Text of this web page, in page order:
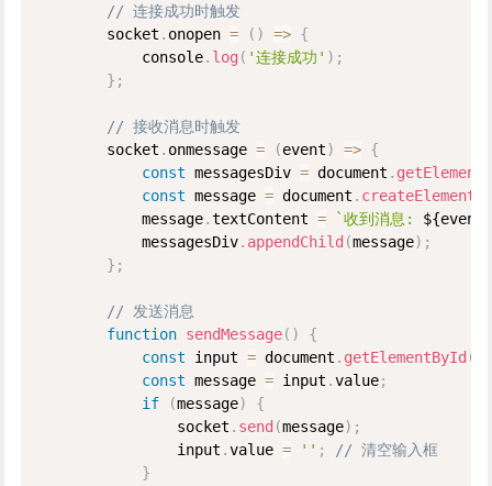
// 连接成功时触发
        socket
. onopen = ( ) => {
            console
. log ( '连接成功' ) ;
} ;
// 接收消息时触发
        socket
. onmessage = (event) => {
const messagesDiv = document .
const message = document . createElement
            message
.textContent = `收到消息: ${event
            messagesDiv
. appendChild (message) ;
} ;
// 发送消息
function sendMessage( )
{
const input = document . getElementById (
const message = input .value;
if
(message)
{
                socket
. send (message) ;
                input
.value = '' ;
// 清空输入框
}